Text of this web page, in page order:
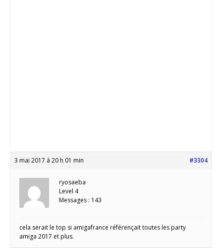
3 mai 2017 à 20 h 01 min #3304
ryosaeba
Level 4
Messages : 143
cela serait le top si amigafrance référençait toutes les party
amiga 2017 et plus.